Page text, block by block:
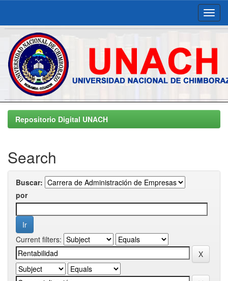
Skip
navigationRepositorio Digital UNACH
Search
Buscar:
por
Current filters: